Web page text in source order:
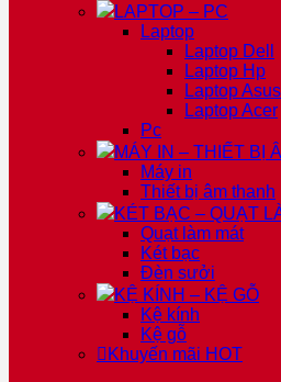
LAPTOP – PC
Laptop
Laptop Dell
Laptop Hp
Laptop Asus
Laptop Acer
Pc
MÁY IN – THIẾT BỊ
Máy in
Thiết bị âm thanh
KÉT BẠC – QUẠT
Quạt làm mát
Két bạc
Đèn sưởi
KỆ KÍNH – KỆ GỖ
Kệ kính
Kệ gỗ
Khuyến mãi HOT